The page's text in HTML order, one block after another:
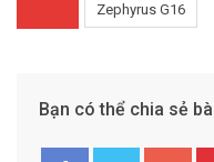
Zephyrus G16
Bạn có thể chia sẻ